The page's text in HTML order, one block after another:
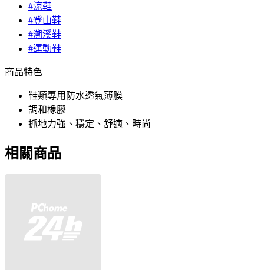
#涼鞋
#登山鞋
#溯溪鞋
#運動鞋
商品特色
鞋類專用防水透氣薄膜
調和橡膠
抓地力強、穩定、舒適、時尚
相關商品